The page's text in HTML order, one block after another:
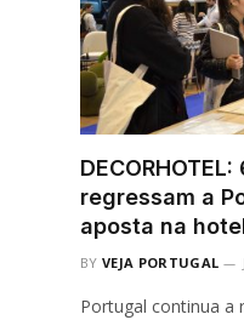
regressam a
aposta na
BY VEJA PORTUGAL
Portugal continua a